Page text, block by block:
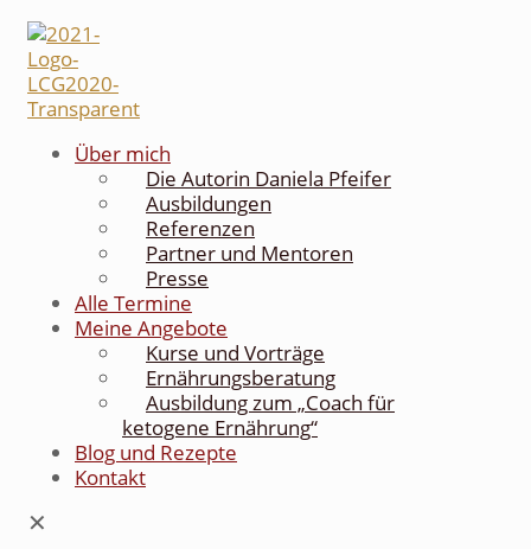
Über mich
Die Autorin Daniela Pfeifer
Ausbildungen
Referenzen
Partner und Mentoren
Presse
Alle Termine
Meine Angebote
Kurse und Vorträge
Ernährungsberatung
Ausbildung zum „Coach für
ketogene Ernährung“
Blog und Rezepte
Kontakt
✕